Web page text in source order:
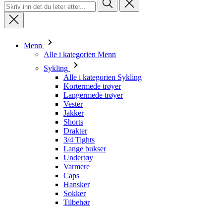
Menn
Alle i kategorien Menn
Sykling
Alle i kategorien Sykling
Kortermede trøyer
Langermede trøyer
Vester
Jakker
Shorts
Drakter
3/4 Tights
Lange bukser
Undertøy
Varmere
Caps
Hansker
Sokker
Tilbehør